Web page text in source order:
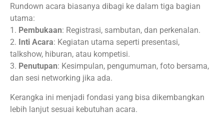
Rundown acara biasanya dibagi ke dalam tiga bagian
utama:
1. Pembukaan: Registrasi, sambutan, dan perkenalan.
2. Inti Acara: Kegiatan utama seperti presentasi,
talkshow, hiburan, atau kompetisi.
3. Penutupan: Kesimpulan, pengumuman, foto bersama,
dan sesi networking jika ada.
Kerangka ini menjadi fondasi yang bisa dikembangkan
lebih lanjut sesuai kebutuhan acara.